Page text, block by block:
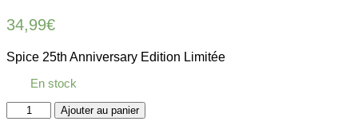
34,99€
Spice 25th Anniversary Edition Limitée
En stock
quantité
de
Ajouter au panier